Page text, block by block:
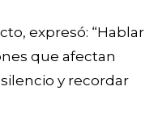
expresó: “Hablar
que afectan
y recordar